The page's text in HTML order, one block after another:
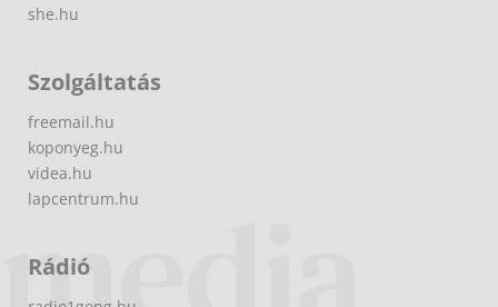
she.hu
Szolgáltatás
freemail.hu
koponyeg.hu
videa.hu
lapcentrum.hu
Rádió